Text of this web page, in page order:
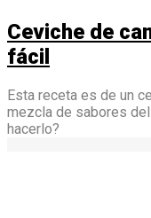
Ceviche de
fácil
Esta receta es de un
mezcla de sabores
hacerlo?